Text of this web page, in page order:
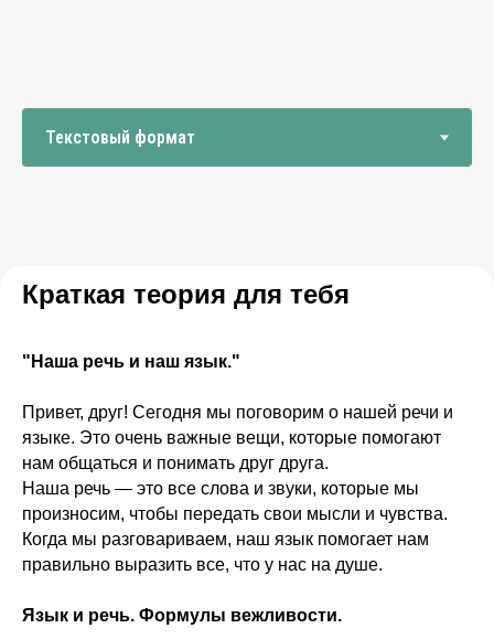
Краткая теория для тебя
"Наша речь и наш язык."
Привет, друг! Сегодня мы поговорим о нашей речи и
языке. Это очень важные вещи, которые помогают
нам общаться и понимать друг друга.
Наша речь — это все слова и звуки, которые мы
произносим, чтобы передать свои мысли и чувства.
Когда мы разговариваем, наш язык помогает нам
правильно выразить все, что у нас на душе.
Язык и речь. Формулы вежливости.